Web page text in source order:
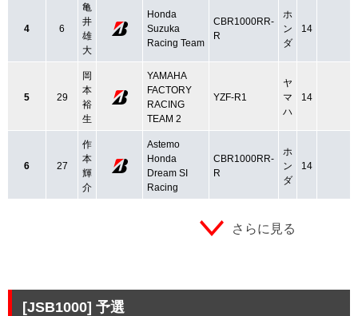
4 6
亀
井
雄
大
Honda
Suzuka
Racing Team
CBR1000RR-
R
ホ
ン
ダ
14
5 29
岡
本
裕
生
YAMAHA
FACTORY
RACING
TEAM 2
YZF-R1
ヤ
マ
ハ
14
6 27
作
本
輝
介
Astemo
Honda
Dream SI
Racing
CBR1000RR-
R
ホ
ン
ダ
14
さらに見る
[JSB1000] 予選